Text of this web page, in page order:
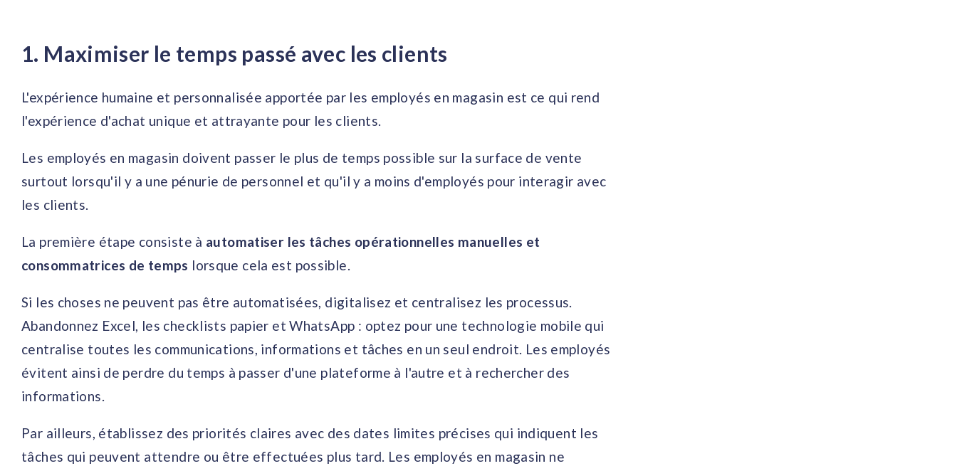
1. Maximiser le temps passé avec les clients
L'expérience humaine et personnalisée apportée par les employés en magasin est ce qui rend
l'expérience d'achat unique et attrayante pour les clients.
Les employés en magasin doivent passer le plus de temps possible sur la surface de vente
surtout lorsqu'il y a une pénurie de personnel et qu'il y a moins d'employés pour interagir avec
les clients.
La première étape consiste à automatiser les tâches opérationnelles manuelles et
consommatrices de temps lorsque cela est possible.
Si les choses ne peuvent pas être automatisées, digitalisez et centralisez les processus.
Abandonnez Excel, les checklists papier et WhatsApp : optez pour une technologie mobile qui
centralise toutes les communications, informations et tâches en un seul endroit. Les employés
évitent ainsi de perdre du temps à passer d'une plateforme à l'autre et à rechercher des
informations.
Par ailleurs, établissez des priorités claires avec des dates limites précises qui indiquent les
tâches qui peuvent attendre ou être effectuées plus tard. Les employés en magasin ne